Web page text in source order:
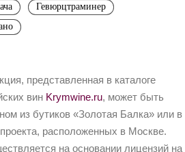
Гевюрцтраминер
представленная в каталоге
вин Krymwine.ru, может быть
из бутиков «Золотая Балка» или в
расположенных в Москве.
на основании лицензий на